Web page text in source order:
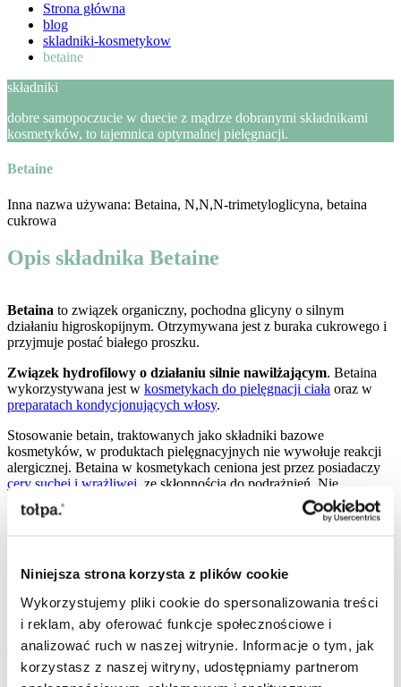
Niniejsza strona korzysta z plików cookie
Wykorzystujemy pliki cookie do spersonalizowania treści
i reklam, aby oferować funkcje społecznościowe i
analizować ruch w naszej witrynie. Informacje o tym, jak
korzystasz z naszej witryny, udostępniamy partnerom
Strona główna
blog
skladniki-kosmetykow
betaine
składniki
dobre samopoczucie w duecie z mądrze dobranymi składnikami
kosmetyków, to tajemnica optymalnej pielęgnacji.
Betaine
Inna nazwa używana: Betaina, N,N,N-trimetyloglicyna, betaina
cukrowa
Opis składnika Betaine
Betaina to związek organiczny, pochodna glicyny o silnym
działaniu higroskopijnym. Otrzymywana jest z buraka cukrowego i
przyjmuje postać białego proszku.
Związek hydrofilowy o działaniu silnie nawilżającym. Betaina
wykorzystywana jest w kosmetykach do pielęgnacji ciała oraz w
preparatach kondycjonujących włosy.
Stosowanie betain, traktowanych jako składniki bazowe
kosmetyków, w produktach pielęgnacyjnych nie wywołuje reakcji
alergicznej. Betaina w kosmetykach ceniona jest przez posiadaczy
cery suchej i wrażliwej , ze skłonnością do podrażnień. Nie
wykazuje działania
, dlatego może być stosowana
także przez posiadaczy
cery ze skłonnością do trądziku.
Działanie kosmetyczne
Substancja antystatyczna - zapobiega elektryzowaniu się włosów i
rozdwajaniu końcówek, przywracając im zdrowy wygląd.
Uelastycznia i zmiękcza skórę, przyspiesza jej regenerację, a w
wyższych stężeniach zapewnia także ochronę przeciwstarzeniową.